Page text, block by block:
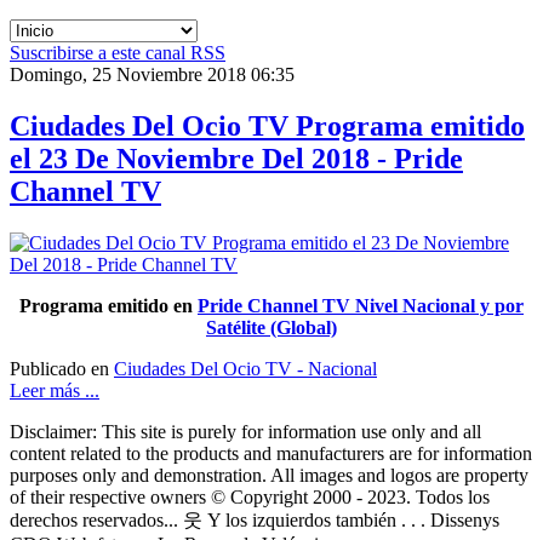
Suscribirse a este canal RSS
Domingo, 25 Noviembre 2018 06:35
Ciudades Del Ocio TV Programa emitido
el 23 De Noviembre Del 2018 - Pride
Channel TV
Programa emitido en Pride Channel TV Nivel Nacional y por
Satélite (Global)
Publicado en Ciudades Del Ocio TV - Nacional
Leer más ...
Disclaimer: This site is purely for information use only and all
content related to the products and manufacturers are for information
purposes only and demonstration. All images and logos are property
of their respective owners © Copyright 2000 - 2023. Todos los
derechos reservados... 웃 Y los izquierdos también . . . Dissenys